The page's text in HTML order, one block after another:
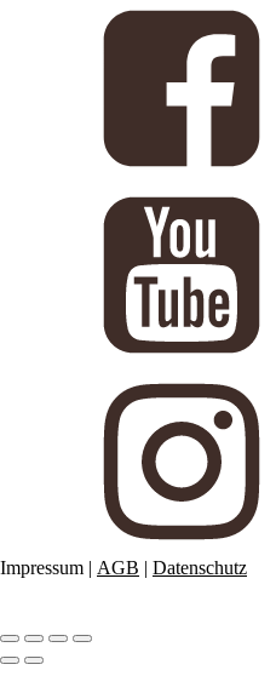
Impressum | AGB | Datenschutz